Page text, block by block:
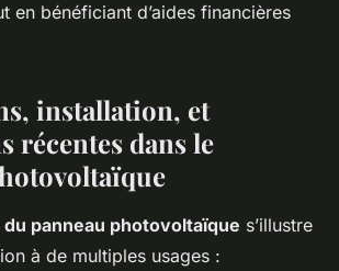
en bénéficiant d’aides financières
installation, et
récentes dans le
panneau photovoltaïque s’illustre
à de multiples usages :